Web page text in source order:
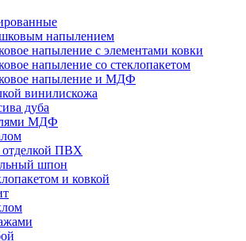
напылением
напыление с элементами ковки
напыление со стеклопакетом
напыление и МДФ
винилискожа
дуба
МДФ
ПВХ
шпон
и ковкой